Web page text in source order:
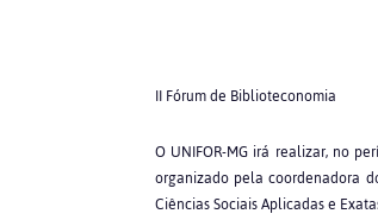
II Fórum de Biblioteconomia
O UNIFOR-MG irá realizar, no
organizado pela coordenadora
Ciências Sociais Aplicadas e